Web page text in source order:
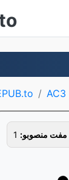
AC3
مفت منصوبو: